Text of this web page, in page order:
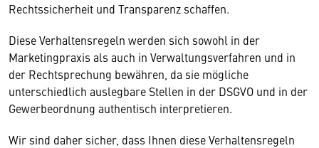
Rechtssicherheit und Transparenz schaffen.
Diese Verhaltensregeln werden sich sowohl in der
Marketingpraxis als auch in Verwaltungsverfahren und in
der Rechtsprechung bewähren, da sie mögliche
unterschiedlich auslegbare Stellen in der DSGVO und in der
Gewerbeordnung authentisch interpretieren.
Wir sind daher sicher, dass Ihnen diese Verhaltensregeln